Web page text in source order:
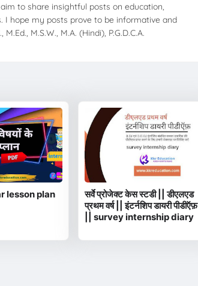
to share insightful posts on education,
I hope my posts prove to be informative and
M.S.W., M.A. (Hindi), P.G.D.C.A.
lesson plan
सर्वे प्रोजेक्ट केस स्टडी || डीएलएड
प्रथम वर्ष || इंटर्नशिप डायरी पीडीऍफ़
|| survey internship diary